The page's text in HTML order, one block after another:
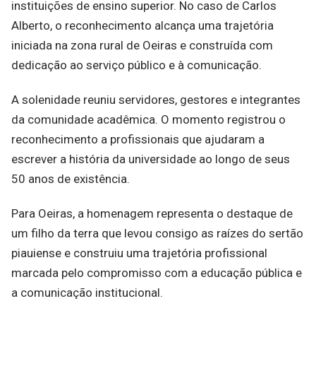
instituições de ensino superior. No caso de Carlos
Alberto, o reconhecimento alcança uma trajetória
iniciada na zona rural de Oeiras e construída com
dedicação ao serviço público e à comunicação.
A solenidade reuniu servidores, gestores e integrantes
da comunidade acadêmica. O momento registrou o
reconhecimento a profissionais que ajudaram a
escrever a história da universidade ao longo de seus
50 anos de existência.
Para Oeiras, a homenagem representa o destaque de
um filho da terra que levou consigo as raízes do sertão
piauiense e construiu uma trajetória profissional
marcada pelo compromisso com a educação pública e
a comunicação institucional.